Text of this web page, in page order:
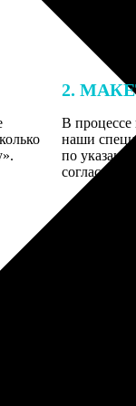
2.
В процессе
наши
по